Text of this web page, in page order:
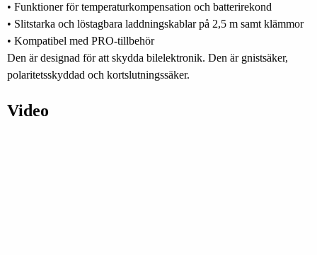
• Funktioner för temperaturkompensation och batterirekond
• Slitstarka och löstagbara laddningskablar på 2,5 m samt klämmor
• Kompatibel med PRO-tillbehör
Den är designad för att skydda bilelektronik. Den är gnistsäker,
polaritetsskyddad och kortslutningssäker.
Video